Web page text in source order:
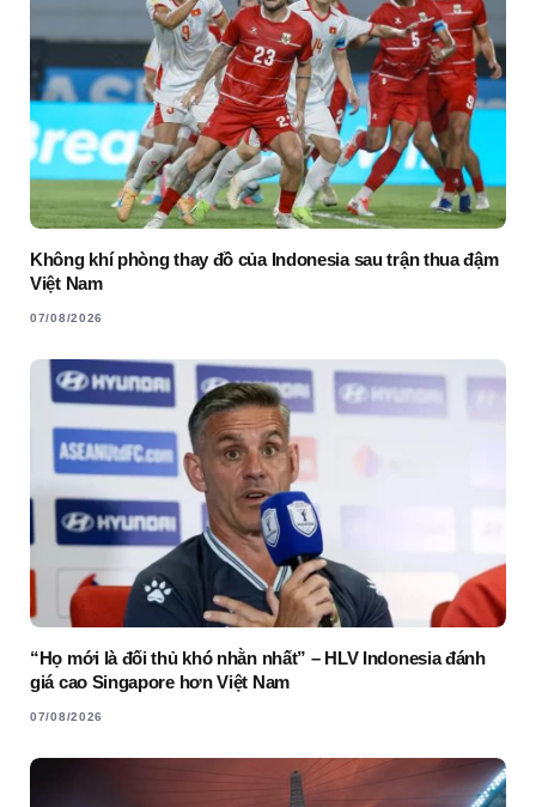
Không khí phòng thay đồ của Indonesia sau trận thua đậm
Việt Nam
07/08/2026
“Họ mới là đối thủ khó nhằn nhất” – HLV Indonesia đánh
giá cao Singapore hơn Việt Nam
07/08/2026